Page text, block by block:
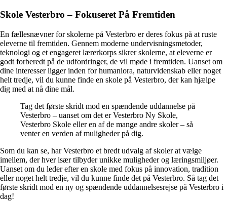
Skole Vesterbro – Fokuseret På Fremtiden
En fællesnævner for skolerne på Vesterbro er deres fokus på at ruste
eleverne til fremtiden. Gennem moderne undervisningsmetoder,
teknologi og et engageret lærerkorps sikrer skolerne, at eleverne er
godt forberedt på de udfordringer, de vil møde i fremtiden. Uanset om
dine interesser ligger inden for humaniora, naturvidenskab eller noget
helt tredje, vil du kunne finde en skole på Vesterbro, der kan hjælpe
dig med at nå dine mål.
Tag det første skridt mod en spændende uddannelse på
Vesterbro – uanset om det er Vesterbro Ny Skole,
Vesterbro Skole eller en af de mange andre skoler – så
venter en verden af muligheder på dig.
Som du kan se, har Vesterbro et bredt udvalg af skoler at vælge
imellem, der hver især tilbyder unikke muligheder og læringsmiljøer.
Uanset om du leder efter en skole med fokus på innovation, tradition
eller noget helt tredje, vil du kunne finde det på Vesterbro. Så tag det
første skridt mod en ny og spændende uddannelsesrejse på Vesterbro i
dag!